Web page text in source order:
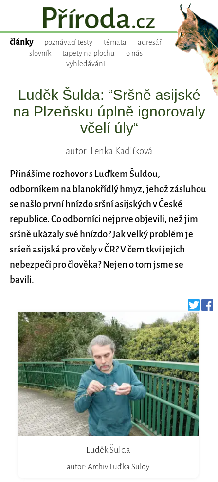
články poznávací testy témata
adresář
slovník
tapety na plochu
o nás
vyhledávání
Luděk Šulda: “Sršně asijské
na Plzeňsku úplně ignorovaly
včelí úly“
autor: Lenka Kadlíková
Přinášíme rozhovor s Luďkem Šuldou,
odborníkem na blanokřídlý hmyz, jehož zásluhou
se našlo první hnízdo sršní asijských v České
republice. Co odborníci nejprve objevili, než jim
sršně ukázaly své hnízdo? Jak velký problém je
sršeň asijská pro včely v ČR? V čem tkví jejich
nebezpečí pro člověka? Nejen o tom jsme se
bavili.
Luděk Šulda
autor: Archiv Luďka Šuldy